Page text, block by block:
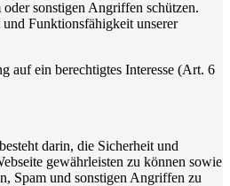
sonstigen Angriffen schützen.
Funktionsfähigkeit unserer
auf ein berechtigtes Interesse (Art. 6
darin, die Sicherheit und
gewährleisten zu können sowie
Spam und sonstigen Angriffen zu